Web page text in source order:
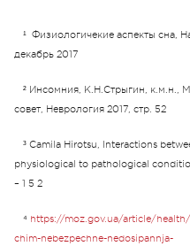
¹ Физиологичекие аспекты сна,
декабрь 2017
² Инсомния, К.Н.Стрыгин, к.м.н.,
совет, Неврология 2017, стр. 52
³ Camila Hirotsu, Interactions
physiological to pathological
– 1 5 2
⁴ https://moz.gov.ua/article/
chim-nebezpechne-nedosipannja-